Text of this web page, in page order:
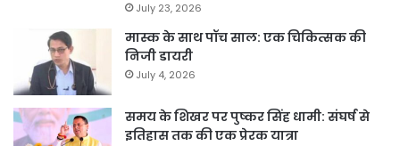
July 23, 2026
मास्क के साथ पॉच साल: एक चिकित्सक की
निजी डायरी
July 4, 2026
समय के शिखर पर पुष्कर सिंह धामी: संघर्ष से
इतिहास तक की एक प्रेरक यात्रा